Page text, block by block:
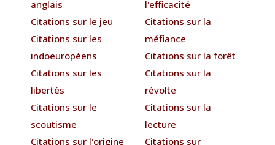
anglais
Citations sur le jeu
Citations sur les
indoeuropéens
Citations sur les
libertés
Citations sur le
scoutisme
Citations sur l'origine
l'efficacité
Citations sur la
méfiance
Citations sur la forêt
Citations sur la
révolte
Citations sur la
lecture
Citations sur